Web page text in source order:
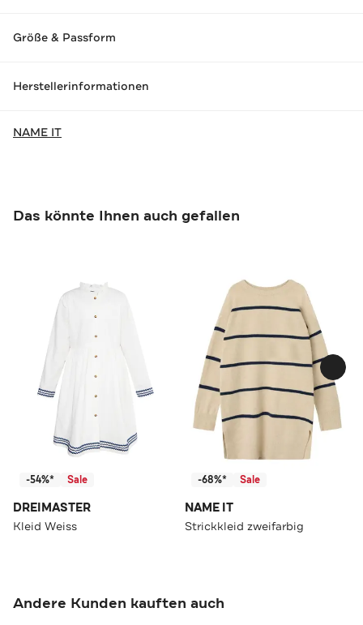
Größe & Passform
Herstellerinformationen
NAME IT
Das könnte Ihnen auch gefallen
-54%* Sale
DREIMASTER
Kleid Weiss
-68%* Sale
NAME IT
Strickkleid zweifarbig
Andere Kunden kauften auch